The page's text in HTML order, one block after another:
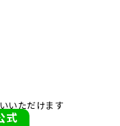
いただけます
式